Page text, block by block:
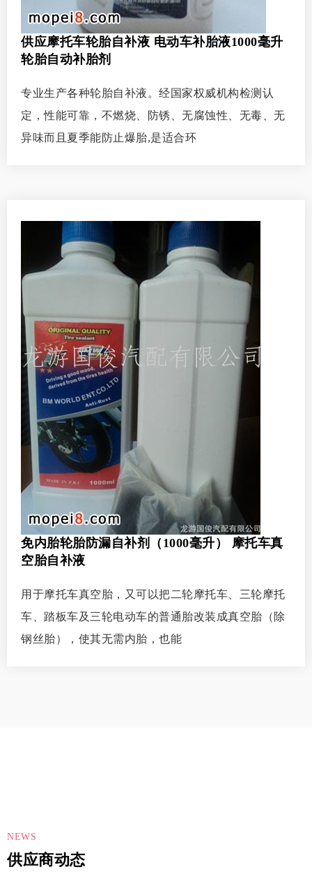
供应摩托车轮胎自补液 电动车补胎液1000毫升
轮胎自动补胎剂
专业生产各种轮胎自补液。经国家权威机构检测认
定，性能可靠，不燃烧、防锈、无腐蚀性、无毒、无
异味而且夏季能防止爆胎,是适合环
免内胎轮胎防漏自补剂（1000毫升） 摩托车真
空胎自补液
用于摩托车真空胎，又可以把二轮摩托车、三轮摩托
车、踏板车及三轮电动车的普通胎改装成真空胎（除
钢丝胎），使其无需内胎，也能
NEWS
供应商动态